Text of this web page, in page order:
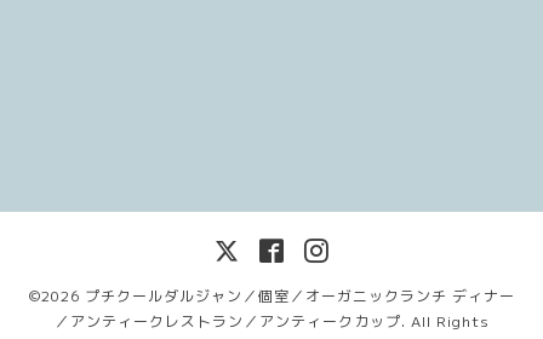
©2026 プチクールダルジャン／個室／オーガニックランチ ディナー
／アンティークレストラン／アンティークカップ. All Rights